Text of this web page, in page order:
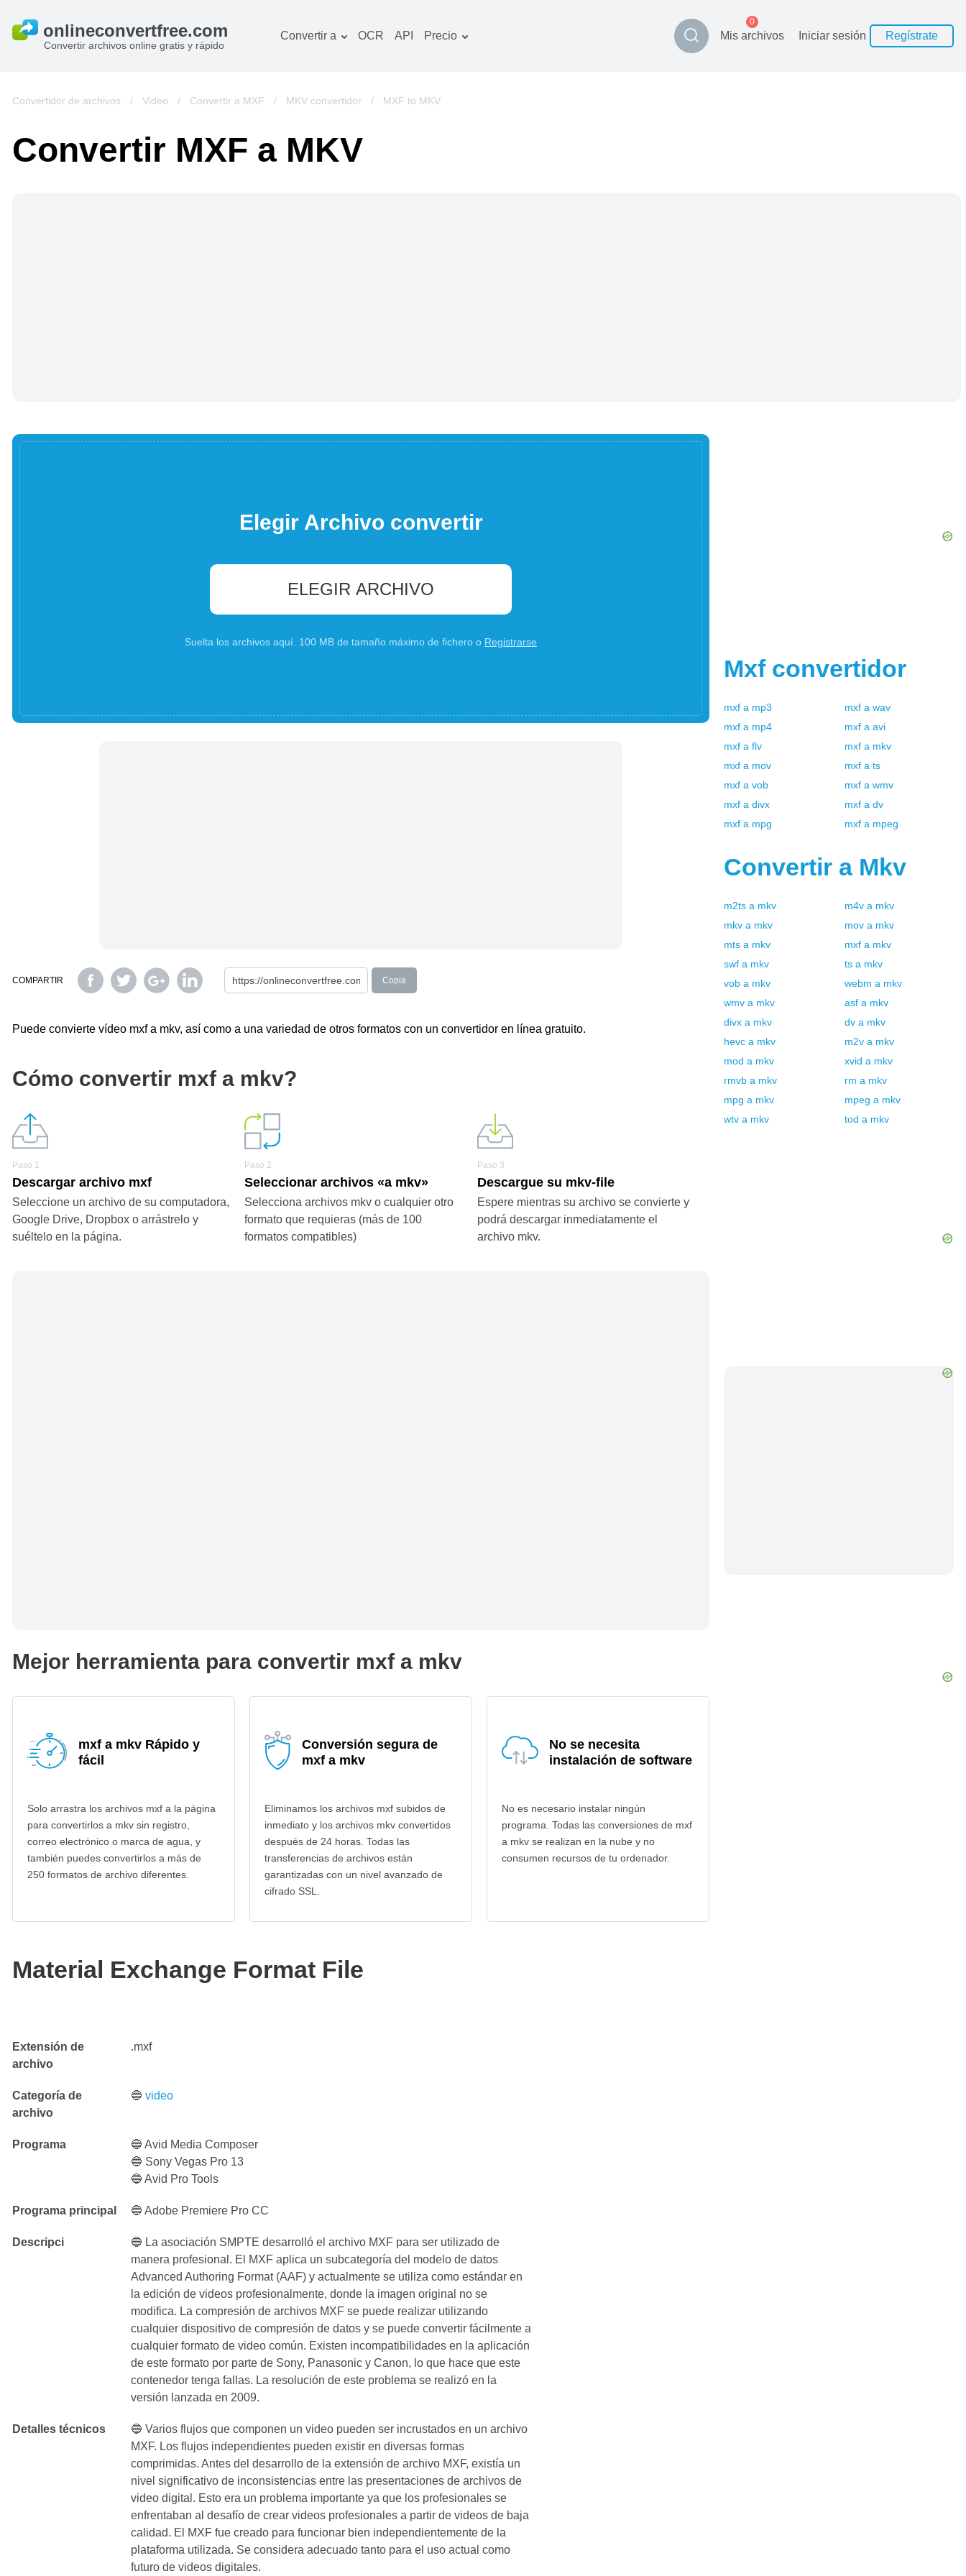
Convertir archivos online gratis y rápido
Convertir a
Imagines convertidor
Libros convertidor
OCR API Precio Mis archivos
0
Iniciar sesión Regístrate
Convertidor de archivos / Video / Convertir a MXF / MKV convertidor / MXF to MKV
Convertir MXF a MKV
Elegir Archivo convertir
ELEGIR ARCHIVO
Suelta los archivos aquí. 100 MB de tamaño máximo de fichero o Registrarse
COMPARTIR Copia
Puede convierte vídeo mxf a mkv, así como a una variedad de otros formatos con un convertidor en línea gratuito.
Cómo convertir mxf a mkv?
Paso 1
Descargar archivo mxf
Seleccione un archivo de su computadora,
Google Drive, Dropbox o arrástrelo y
suéltelo en la página.
Paso 2
Seleccionar archivos «a mkv»
Selecciona archivos mkv o cualquier otro
formato que requieras (más de 100
formatos compatibles)
Paso 3
Descargue su mkv-file
Espere mientras su archivo se convierte y
podrá descargar inmediatamente el
archivo mkv.
Mejor herramienta para convertir mxf a mkv
mxf a mkv Rápido y
fácil
Solo arrastra los archivos mxf a la página
para convertirlos a mkv sin registro,
correo electrónico o marca de agua, y
también puedes convertirlos a más de
250 formatos de archivo diferentes.
Conversión segura de
mxf a mkv
Eliminamos los archivos mxf subidos de
inmediato y los archivos mkv convertidos
después de 24 horas. Todas las
transferencias de archivos están
garantizadas con un nivel avanzado de
cifrado SSL.
No se necesita
instalación de software
No es necesario instalar ningún
programa. Todas las conversiones de mxf
a mkv se realizan en la nube y no
consumen recursos de tu ordenador.
Material Exchange Format File
Extensión de
archivo
.mxf
Categoría de
archivo
🔵video
Programa
🔵 Avid Media Composer
🔵 Sony Vegas Pro 13
🔵 Avid Pro Tools
Programa principal 🔵 Adobe Premiere Pro CC
Descripci
🔵 La asociación SMPTE desarrolló el archivo MXF para ser utilizado de
manera profesional. El MXF aplica un subcategoría del modelo de datos
Advanced Authoring Format (AAF) y actualmente se utiliza como estándar en
la edición de videos profesionalmente, donde la imagen original no se
modifica. La compresión de archivos MXF se puede realizar utilizando
cualquier dispositivo de compresión de datos y se puede convertir fácilmente a
cualquier formato de video común. Existen incompatibilidades en la aplicación
de este formato por parte de Sony, Panasonic y Canon, lo que hace que este
contenedor tenga fallas. La resolución de este problema se realizó en la
versión lanzada en 2009.
Detalles técnicos
🔵 Varios flujos que componen un video pueden ser incrustados en un archivo
MXF. Los flujos independientes pueden existir en diversas formas
comprimidas. Antes del desarrollo de la extensión de archivo MXF, existía un
nivel significativo de inconsistencias entre las presentaciones de archivos de
video digital. Esto era un problema importante ya que los profesionales se
enfrentaban al desafío de crear videos profesionales a partir de videos de baja
calidad. El MXF fue creado para funcionar bien independientemente de la
plataforma utilizada. Se considera adecuado tanto para el uso actual como
futuro de videos digitales.
Mxf convertidor
mxf a mp3 mxf a wav
mxf a mp4 mxf a avi
mxf a flv mxf a mkv
mxf a mov mxf a ts
mxf a vob mxf a wmv
mxf a divx mxf a dv
mxf a mpg mxf a mpeg
Convertir a Mkv
m2ts a mkv m4v a mkv
mkv a mkv mov a mkv
mts a mkv mxf a mkv
swf a mkv ts a mkv
vob a mkv webm a mkv
wmv a mkv asf a mkv
divx a mkv dv a mkv
hevc a mkv m2v a mkv
mod a mkv xvid a mkv
rmvb a mkv rm a mkv
mpg a mkv mpeg a mkv
wtv a mkv tod a mkv